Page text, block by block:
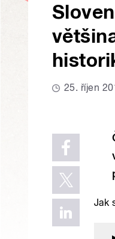
25. říjen
Jak